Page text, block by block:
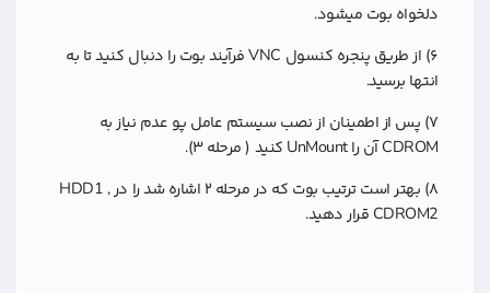
دلخواه بوت میشود.
۶) از طریق پنجره کنسول VNC فرآیند بوت را دنبال کنید تا به
انتها برسید.
۷) پس از اطمینان از نصب سیستم عامل پو عدم نیاز به
CDROM آن را UnMount کنید ( مرحله ۳)‌.
۸)‌ بهتر است ترتیب بوت که در مرحله ۲ اشاره شد را در HDD1 ,
CDROM2 قرار دهید.